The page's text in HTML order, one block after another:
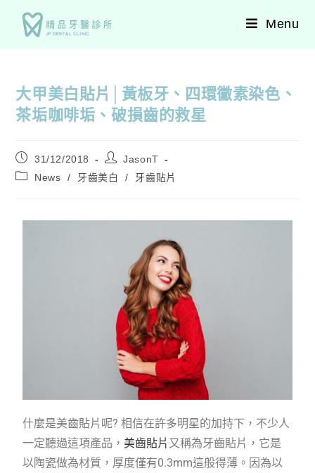
Menu
大甲美白貼片│黃板牙、四環黴素染色、
茶垢咖啡垢、破損齒的救星
31/12/2018
JasonT
News
/ 牙齒美白 / 牙齒貼片
什麼是美齒貼片呢? 相信在許多明星的加持下，不少人
一定聽過這項產品， 美齒貼片 又稱為牙齒貼片，它是
以陶瓷做為材質，厚度僅有0.3mm這般得薄。因為以